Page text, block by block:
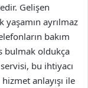
Gelişen
ayrılmaz
bakım
bulmak oldukça
bu ihtiyacı
anlayışı ile